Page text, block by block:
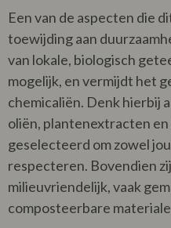
Een van de aspecten die
toewijding aan
van lokale, biologisch
mogelijk, en vermijdt het
chemicaliën. Denk hierbij
oliën, plantenextracten
geselecteerd om zowel
respecteren. Bovendien
milieuvriendelijk, vaak
composteerbare